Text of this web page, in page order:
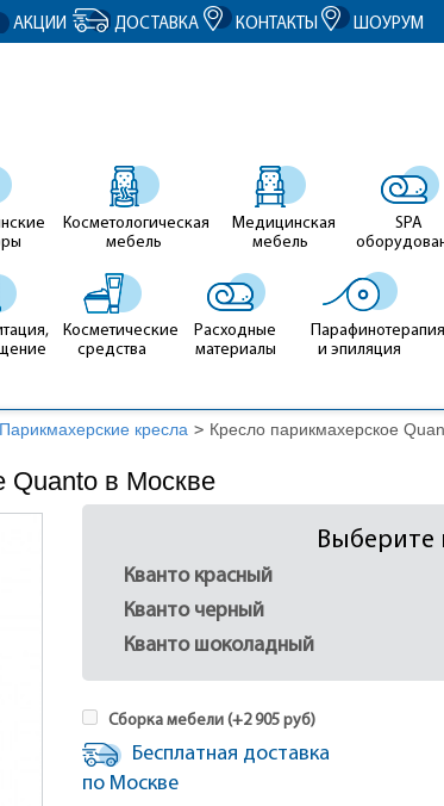
= clientID; });
АКЦИИ ДОСТАВКА КОНТАКТЫ ШОУРУМ
Косметологическая
мебель
Медицинская
мебель
SPA
Косметические
средства
Расходные
материалы
Парафинотерапия
и эпиляция
Парикмахерские кресла > Кресло парикмахерское
Quanto в Москве
Выберите
Кванто красный
Кванто черный
Кванто шоколадный
Сборка мебели (+2 905руб)
Бесплатная доставка
по Москве